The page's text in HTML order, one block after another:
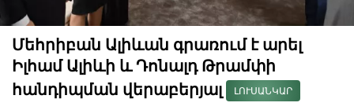
Մեհրիբան Ալիևան գրառում է արել
Իլհամ Ալիևի և Դոնալդ Թրամփի
հանդիպման վերաբերյալ
ԼՈՒՍԱՆԿԱՐ